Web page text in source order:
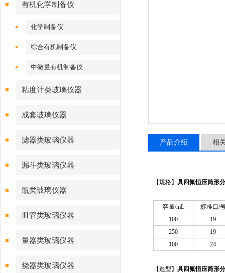
有机化学制备仪
化学制备仪
综合有机制备仪
中微量有机制备仪
粘度计类玻璃仪器
成套玻璃仪器
滤器类玻璃仪器
漏斗类玻璃仪器
瓶类玻璃仪器
皿管类玻璃仪器
量器类玻璃仪器
烧器类玻璃仪器
产品介绍 相
【规格】 具四氟恒压筒形
容量/mL
标准口/
100
19
250
19
100
24
【造型】 具四氟恒压筒形